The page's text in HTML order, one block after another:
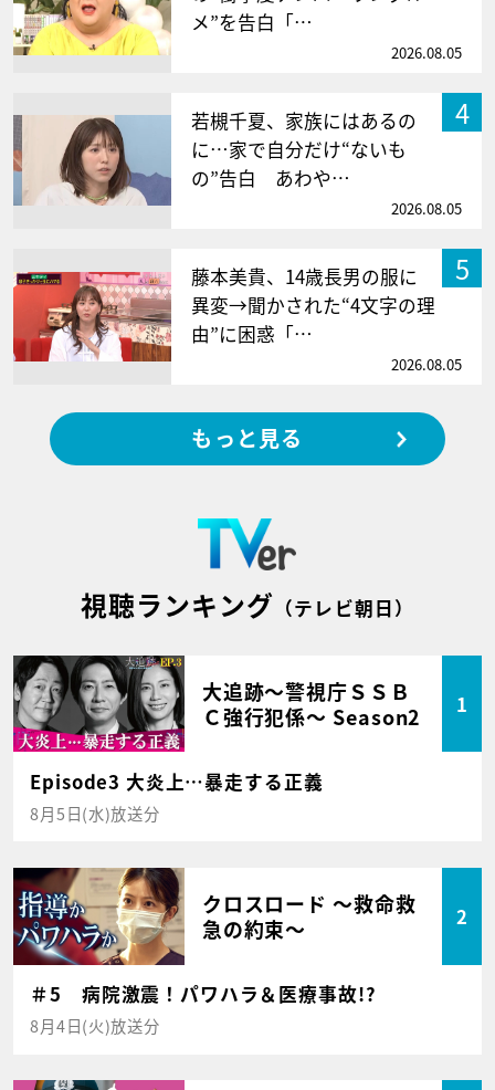
メ”を告白「…
2026.08.05
4
若槻千夏、家族にはあるの
に…家で自分だけ“ないも
の”告白 あわや…
2026.08.05
5
藤本美貴、14歳長男の服に
異変→聞かされた“4文字の理
由”に困惑「…
2026.08.05
もっと見る
視聴ランキング （テレビ朝日）
大追跡～警視庁ＳＳＢ
Ｃ強行犯係～ Season2
1
Episode3 大炎上…暴走する正義
8月5日(水)放送分
クロスロード ～救命救
急の約束～
2
＃5 病院激震！パワハラ＆医療事故!?
8月4日(火)放送分